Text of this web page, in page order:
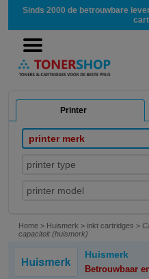
Sinds 2000 de betrouwbare
Printer
printer merk
printer type
printer model
Home > Huismerk > inkt cartridges >
capaciteit (huismerk)
Huismerk
Betrouwbaar